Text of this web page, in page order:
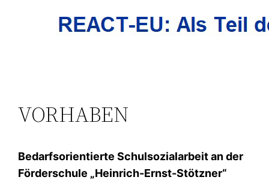
VORHABEN
Bedarfsorientierte Schulsozialarbeit an der
Förderschule „Heinrich-Ernst-Stötzner“